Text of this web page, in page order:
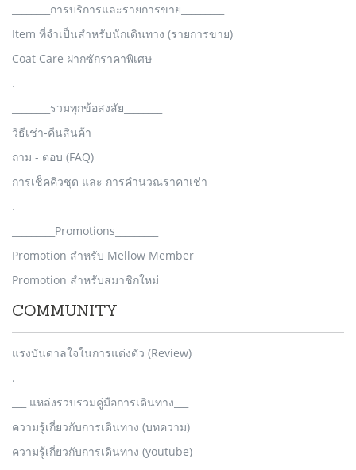
________การบริการและรายการขาย_________
Item ที่จำเป็นสำหรับนักเดินทาง (รายการขาย)
Coat Care ฝากซักราคาพิเศษ
.
________รวมทุกข้อสงสัย________
วิธีเช่า-คืนสินค้า
ถาม - ตอบ (FAQ)
การเช็คคิวชุด และ การคำนวณราคาเช่า
.
_________Promotions_________
Promotion สำหรับ Mellow Member
Promotion สำหรับสมาชิกใหม่
COMMUNITY
แรงบันดาลใจในการแต่งตัว (Review)
.
___ แหล่งรวบรวมคู่มือการเดินทาง___
ความรู้เกี่ยวกับการเดินทาง (บทความ)
ความรู้เกี่ยวกับการเดินทาง (youtube)